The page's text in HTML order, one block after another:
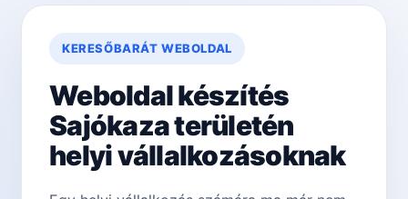
KERESŐBARÁT WEBOLDAL
Weboldal készítés
Sajókaza területén
helyi vállalkozásoknak